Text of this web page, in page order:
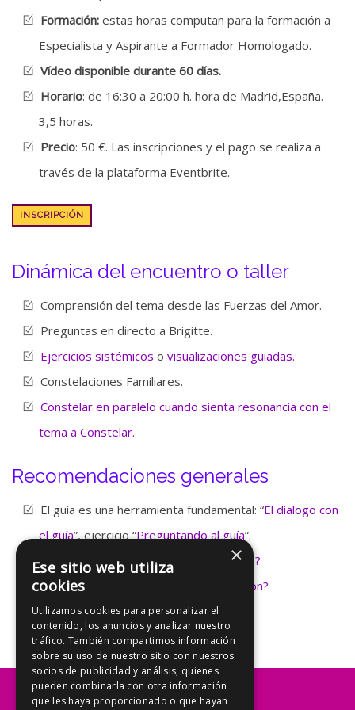
Formación: estas horas computan para la formación a
Especialista y Aspirante a Formador Homologado.
Vídeo disponible durante 60 días.
Horario: de 16:30 a 20:00 h. hora de Madrid,España.
3,5 horas.
Precio: 50 €. Las inscripciones y el pago se realiza a
través de la plataforma Eventbrite.
INSCRIPCIÓN
Dinámica del encuentro o taller
Comprensión del tema desde las Fuerzas del Amor.
Preguntas en directo a Brigitte.
Ejercicios sistémicos o visualizaciones guiadas.
Constelaciones Familiares.
Constelar en paralelo cuando sienta resonancia con el
tema a Constelar.
Recomendaciones generales
El guía es una herramienta fundamental: “El dialogo con
el guía”, ejercicio “Preguntando al guía”.
¿Cómo participar en un taller o un curso?
¿Qué hacer después de una constelación?
Para entender lo que es el Holograma
Testimonios
×
Ese sitio web utiliza
cookies
Utilizamos cookies para personalizar el
contenido, los anuncios y analizar nuestro
tráfico. También compartimos información
sobre su uso de nuestro sitio con nuestros
socios de publicidad y análisis, quienes
pueden combinarla con otra información
que les haya proporcionado o que hayan